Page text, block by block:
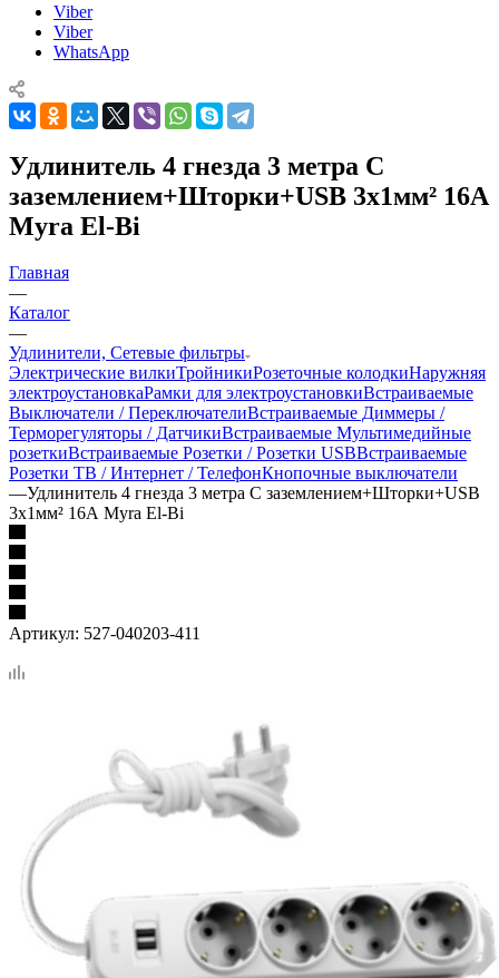
Viber
Viber
WhatsApp
Удлинитель 4 гнезда 3 метра С
заземлением+Шторки+USB 3х1мм² 16А
Myra El-Bi
Главная
—
Каталог
—
Удлинители, Сетевые фильтры
Электрические вилкиТройникиРозеточные колодкиНаружняя
электроустановкаРамки для электроустановкиВстраиваемые
Выключатели / ПереключателиВстраиваемые Диммеры /
Терморегуляторы / ДатчикиВстраиваемые Мультимедийные
розеткиВстраиваемые Розетки / Розетки USBВстраиваемые
Розетки ТВ / Интернет / ТелефонКнопочные выключатели
—Удлинитель 4 гнезда 3 метра С заземлением+Шторки+USB
3х1мм² 16А Myra El-Bi
Артикул: 527-040203-411